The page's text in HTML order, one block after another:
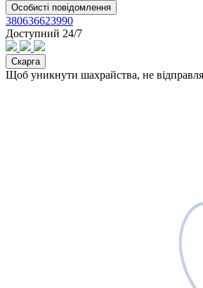
Особисті повідомлення
380636623990
Доступний 24/7
Скарга
Щоб уникнути шахрайства, не